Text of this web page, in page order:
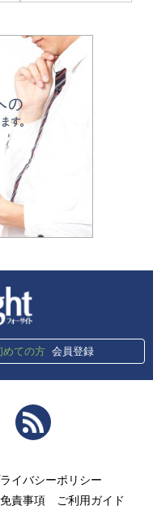
めての方 会員登録
イバシーポリシー
免責事項 ご利用ガイド